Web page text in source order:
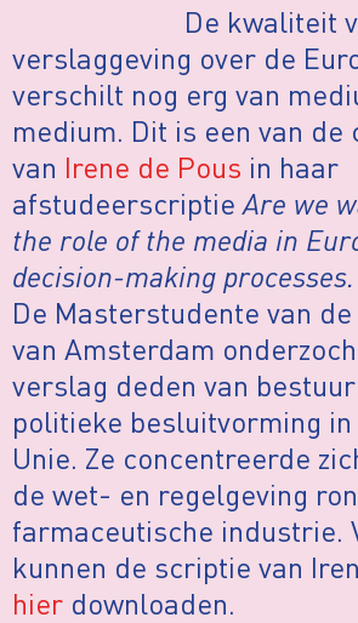
De kwaliteit
verslaggeving over de
verschilt nog erg van
medium. Dit is een van de
van Irene de Pous in haar
afstudeerscriptie Are we
the role of the media in
decision-making processes.
De Masterstudente van
van Amsterdam
verslag deden van
politieke besluitvorming in
Unie. Ze concentreerde
de wet- en regelgeving
farmaceutische industrie.
kunnen de scriptie van
hier downloaden.